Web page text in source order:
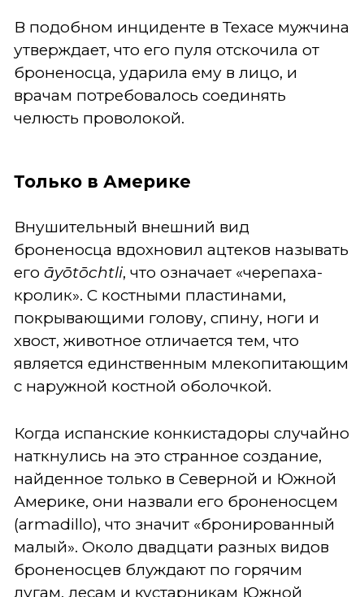
В подобном инциденте в Техасе мужчина
утверждает, что его пуля отскочила от
броненосца, ударила ему в лицо, и
врачам потребовалось соединять
челюсть проволокой.
Только в Америке
Внушительный внешний вид
броненосца вдохновил ацтеков называть
его āyōtōchtli, что означает «черепаха-
кролик». С костными пластинами,
покрывающими голову, спину, ноги и
хвост, животное отличается тем, что
является единственным млекопитающим
с наружной костной оболочкой.
Когда испанские конкистадоры случайно
наткнулись на это странное создание,
найденное только в Северной и Южной
Америке, они назвали его броненосцем
(armadillo), что значит «бронированный
малый». Около двадцати разных видов
броненосцев блуждают по горячим
лугам, лесам и кустарникам Южной